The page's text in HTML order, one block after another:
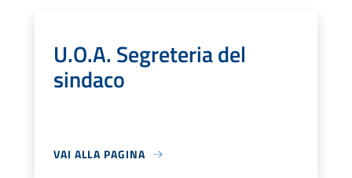
U.O.A. Segreteria del
sindaco
VAI ALLA PAGINA